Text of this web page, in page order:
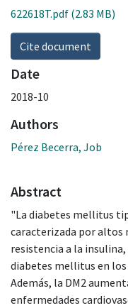
622618T.pdf (2.83 MB)
Cite document
Date
2018-10
Authors
Pérez Becerra, Job
Abstract
"La diabetes mellitus
caracterizada por altos
resistencia a la
diabetes mellitus en los
Además, la DM2
enfermedades